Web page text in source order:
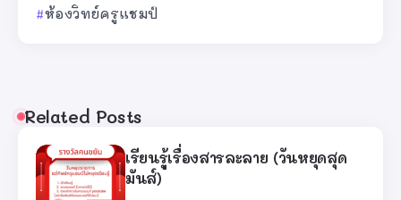
ห้องวิทย์ครูแชมป์
Related Posts
เรียนรู้เรื่องสารละลาย (วันหยุดสุด
มันส์)